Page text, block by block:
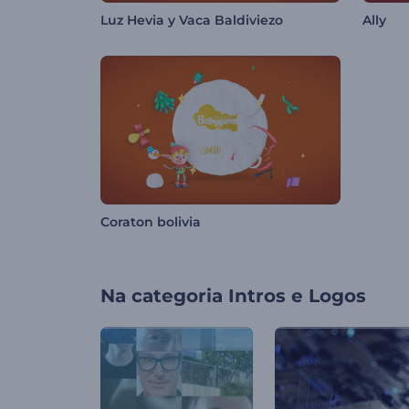
Luz Hevia y Vaca Baldiviezo Ally
Coraton bolivia
Na categoria Intros e Logos